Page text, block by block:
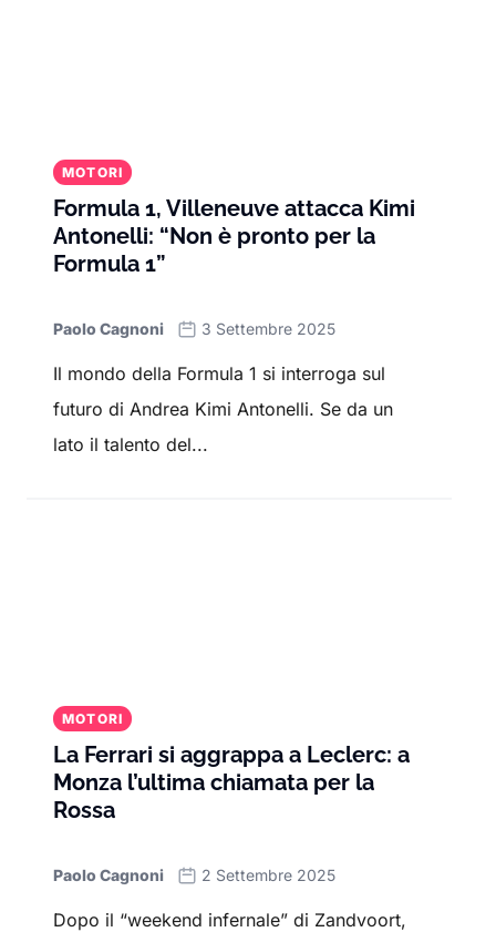
MOTORI
Formula 1, Villeneuve attacca Kimi
Antonelli: “Non è pronto per la
Formula 1”
Paolo Cagnoni 3 Settembre 2025
Il mondo della Formula 1 si interroga sul
futuro di Andrea Kimi Antonelli. Se da un
lato il talento del...
MOTORI
La Ferrari si aggrappa a Leclerc: a
Monza l’ultima chiamata per la
Rossa
Paolo Cagnoni 2 Settembre 2025
Dopo il “weekend infernale” di Zandvoort,